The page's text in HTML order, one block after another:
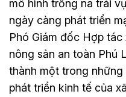
mô hình trồng na trái
ngày càng phát triển
Phó Giám đốc Hợp
nông sản an toàn Phú
thành một trong
phát triển kinh tế của